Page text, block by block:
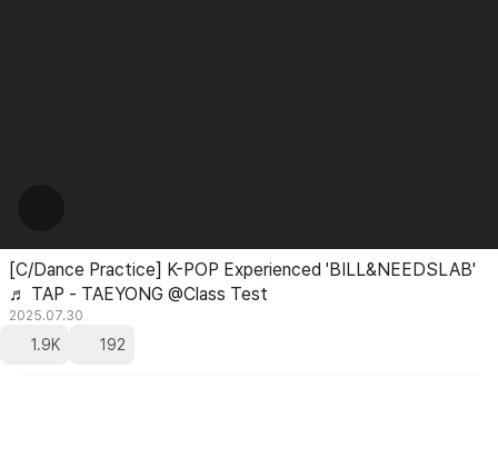
[C/Dance Practice] K-POP Experienced 'BILL&NEEDSLAB'
♬ TAP - TAEYONG @Class Test
2025.07.30
1.9K 192